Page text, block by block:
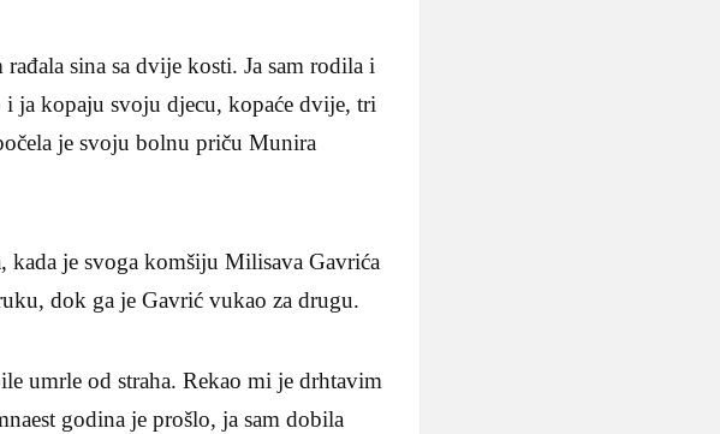
sina sa dvije kosti. Ja sam rodila i
ja kopaju svoju djecu, kopaće dvije, tri
je svoju bolnu priču Munira
kada je svoga komšiju Milisava Gavrića
dok ga je Gavrić vukao za drugu.
umrle od straha. Rekao mi je drhtavim
godina je prošlo, ja sam dobila